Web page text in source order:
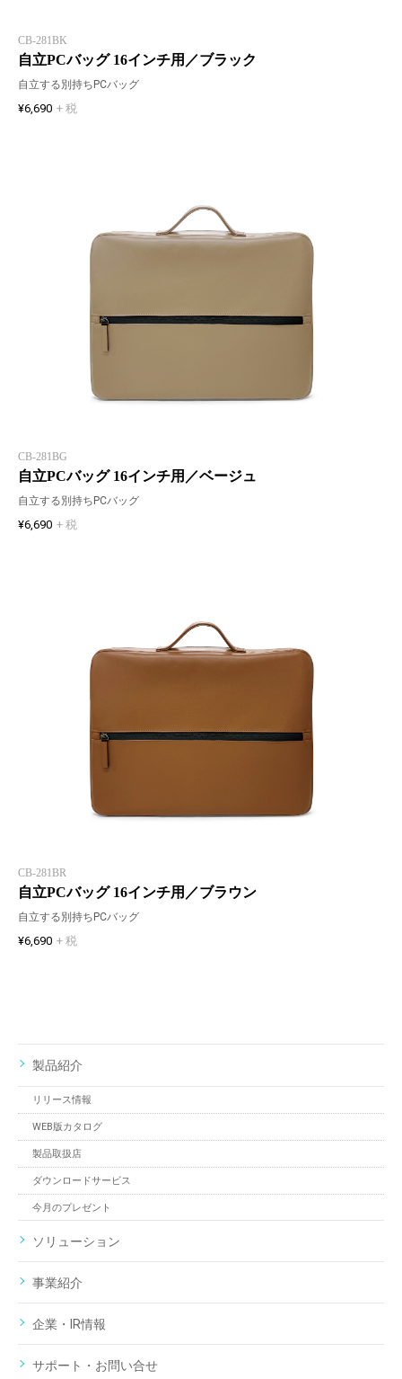
CB-281BK
自立PCバッグ 16インチ用／ブラック
自立する別持ちPCバッグ
¥6,690 + 税
CB-281BG
自立PCバッグ 16インチ用／ベージュ
自立する別持ちPCバッグ
¥6,690 + 税
CB-281BR
自立PCバッグ 16インチ用／ブラウン
自立する別持ちPCバッグ
¥6,690 + 税
製品紹介
リリース情報
WEB版カタログ
製品取扱店
ダウンロードサービス
今月のプレゼント
ソリューション
事業紹介
企業・IR情報
サポート・お問い合せ